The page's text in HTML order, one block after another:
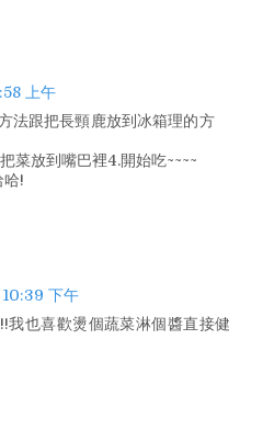
上午
法跟把長頸鹿放到冰箱理的方
菜放到嘴巴裡4.開始吃~~~~
哈!
下午
我也喜歡燙個蔬菜淋個醬直接健